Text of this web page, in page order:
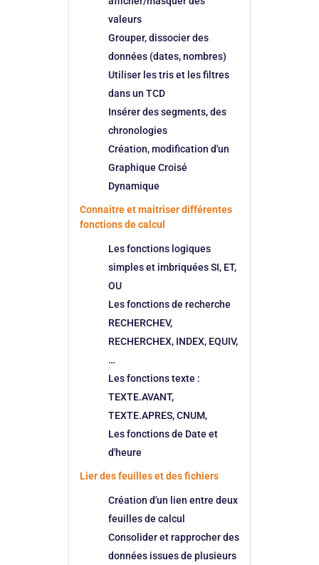
valeurs
Grouper, dissocier des
données (dates, nombres)
Utiliser les tris et les filtres
dans un TCD
Insérer des segments, des
chronologies
Création, modification d'un
Graphique Croisé
Dynamique
Connaitre et maitriser différentes
fonctions de calcul
Les fonctions logiques
simples et imbriquées SI, ET,
OU
Les fonctions de recherche
RECHERCHEV,
RECHERCHEX, INDEX, EQUIV,
…
Les fonctions texte :
TEXTE.AVANT,
TEXTE.APRES, CNUM,
Les fonctions de Date et
d'heure
Lier des feuilles et des fichiers
Création d'un lien entre deux
feuilles de calcul
Consolider et rapprocher des
données issues de plusieurs